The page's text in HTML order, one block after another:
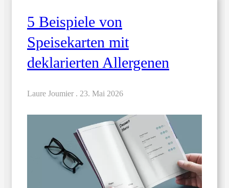
5 Beispiele von
Speisekarten mit
deklarierten Allergenen
Laure Joumier . 23. Mai 2026